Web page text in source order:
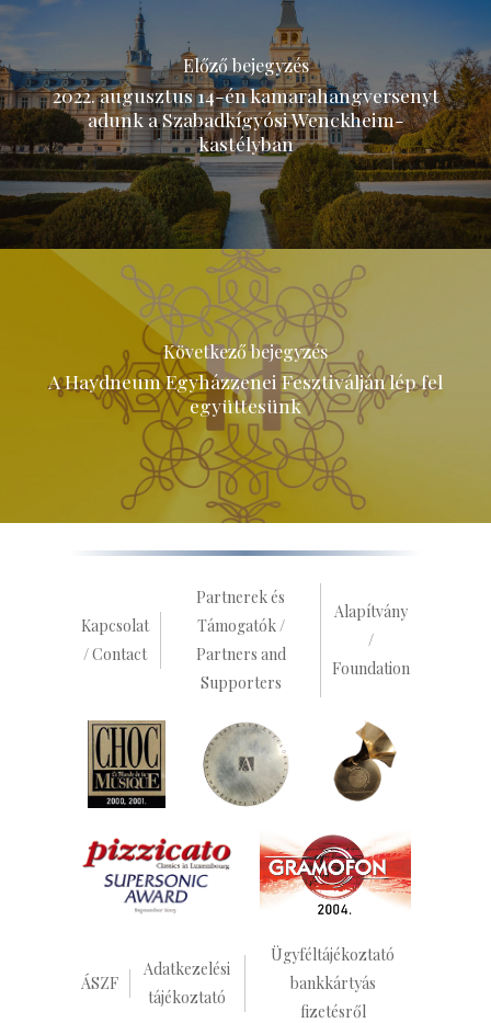
Előző bejegyzés
2022. augusztus 14-én kamarahangversenyt
adunk a Szabadkígyósi Wenckheim-
kastélyban
Következő bejegyzés
A Haydneum Egyházzenei Fesztiválján lép fel
együttesünk
Kapcsolat
/ Contact
Partnerek és
Támogatók /
Partners and
Supporters
Alapítvány
/
Foundation
ÁSZF
Adatkezelési
tájékoztató
Ügyféltájékoztató
bankkártyás
fizetésről